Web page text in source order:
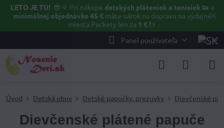
✕
LETO JE TU! 😎🌞 Pri nákupe detských pláteniek a tenisiek 👟 a
minimálnej objednávke 45 €máte nárok na dopravu na výdajné
miesta Packety len za 1 € ❗⚡️
Panel používateľa
Úvod Detská obuv Detské papučky, prezuvky Dievčenské
Dievčenské plátené papuče